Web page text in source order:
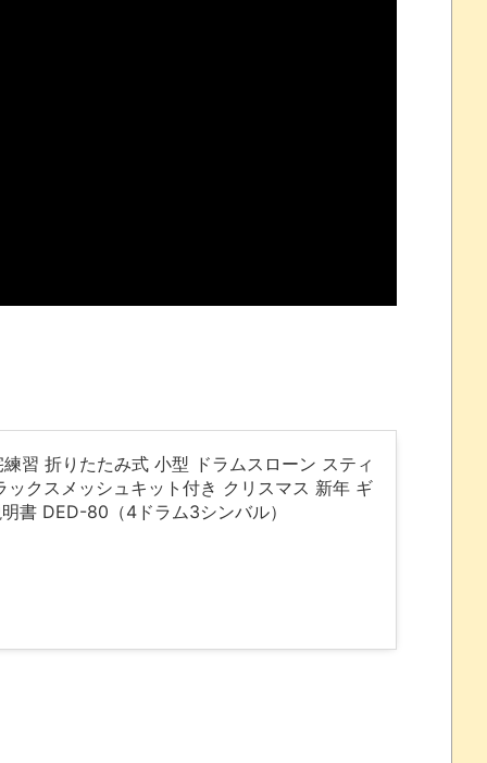
ポ懇願したら・・・
習 折りたたみ式 小型 ドラムスローン スティ
クスメッシュキット付き クリスマス 新年 ギ
書 DED-80（4ドラム3シンバル）